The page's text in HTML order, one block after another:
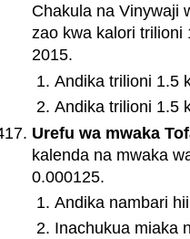
Chakula na Vinywaji
zao kwa kalori trilioni
2015.
Andika trilioni 1.5
Andika trilioni 1.5
Urefu wa mwaka
kalenda na mwaka
0.000125.
Andika nambari
Inachukua miaka